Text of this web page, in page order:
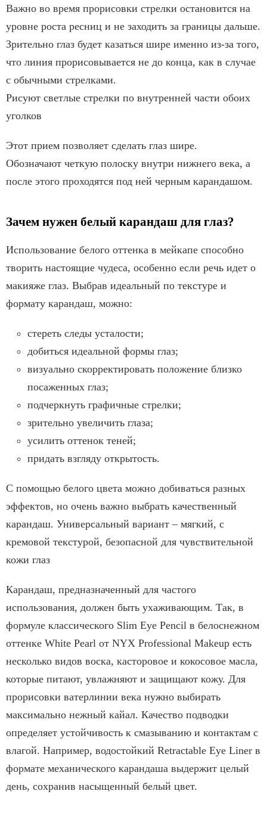
Важно во время прорисовки стрелки остановится на
уровне роста ресниц и не заходить за границы дальше.
Зрительно глаз будет казаться шире именно из-за того,
что линия прорисовывается не до конца, как в случае
с обычными стрелками.
Рисуют светлые стрелки по внутренней части обоих
уголков
Этот прием позволяет сделать глаз шире.
Обозначают четкую полоску внутри нижнего века, а
после этого проходятся под ней черным карандашом.
Зачем нужен белый карандаш для глаз?
Использование белого оттенка в мейкапе способно
творить настоящие чудеса, особенно если речь идет о
макияже глаз. Выбрав идеальный по текстуре и
формату карандаш, можно:
стереть следы усталости;
добиться идеальной формы глаз;
визуально скорректировать положение близко
посаженных глаз;
подчеркнуть графичные стрелки;
зрительно увеличить глаза;
усилить оттенок теней;
придать взгляду открытость.
С помощью белого цвета можно добиваться разных
эффектов, но очень важно выбрать качественный
карандаш. Универсальный вариант – мягкий, с
кремовой текстурой, безопасной для чувствительной
кожи глаз
Карандаш, предназначенный для частого
использования, должен быть ухаживающим. Так, в
формуле классического Slim Eye Pencil в белоснежном
оттенке White Pearl от NYX Professional Makeup есть
несколько видов воска, касторовое и кокосовое масла,
которые питают, увлажняют и защищают кожу. Для
прорисовки ватерлинии века нужно выбирать
максимально нежный кайал. Качество подводки
определяет устойчивость к смазыванию и контактам с
влагой. Например, водостойкий Retractable Eye Liner в
формате механического карандаша выдержит целый
день, сохранив насыщенный белый цвет.